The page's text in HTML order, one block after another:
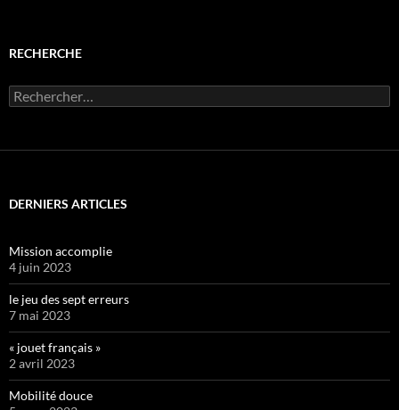
RECHERCHE
Rechercher :
DERNIERS ARTICLES
Mission accomplie
4 juin 2023
le jeu des sept erreurs
7 mai 2023
« jouet français »
2 avril 2023
Mobilité douce